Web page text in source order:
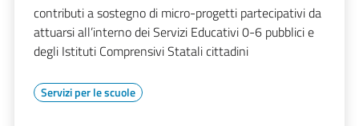
contributi a sostegno di micro-progetti partecipativi da
attuarsi all’interno dei Servizi Educativi 0-6 pubblici e
degli Istituti Comprensivi Statali cittadini
Servizi per le scuole